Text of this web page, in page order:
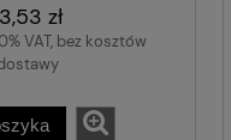
zł
VAT, bez kosztów